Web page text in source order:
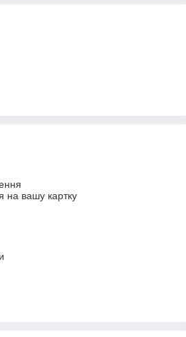
на вашу картку